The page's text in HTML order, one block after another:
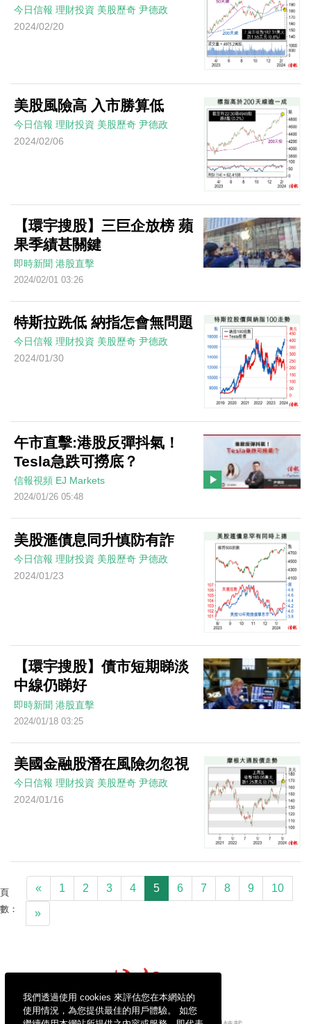
我們透過使用 cookies 來評估您在本網站的
使用情況，為您提供最佳的用戶體驗。 如您
今日信報 理財投資 美股歷奇 尹德政
2024/02/20
美股風險高 入市勝算低
今日信報 理財投資 美股歷奇 尹德政
2024/02/06
【環宇搜股】三巨企放榜 蘋
果季績甚關鍵
即時新聞 港股直擊
2024/02/01 03:26
特斯拉跣低 納指怎會無問題
今日信報 理財投資 美股歷奇 尹德政
2024/01/30
午市直擊:港股反彈抖氣！
Tesla急跌可撈底？
信報視頻 EJ Markets
2024/01/26 05:48
美股滙債息同升慎防有詐
今日信報 理財投資 美股歷奇 尹德政
2024/01/23
【環宇搜股】債市短期睇淡
中線仍睇好
即時新聞 港股直擊
2024/01/18 03:25
美國金融股潛在風險勿忽視
今日信報 理財投資 美股歷奇 尹德政
2024/01/16
頁
數：
« 1 2 3 4 5 6 7 8 9 10
»